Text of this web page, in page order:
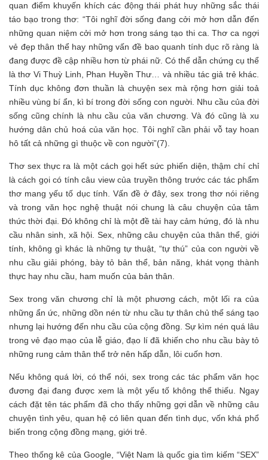
quan điểm khuyến khích các động thái phát huy những sắc thái
táo bạo trong thơ: “Tôi nghĩ đời sống đang cởi mở hơn dẫn đến
những quan niệm cởi mở hơn trong sáng tạo thi ca. Thơ ca ngợi
vẻ đẹp thân thể hay những vấn đề bao quanh tính dục rõ ràng là
đang được đề cập nhiều hơn từ phái nữ. Có thể dẫn chứng cụ thể
là thơ Vi Thuỳ Linh, Phan Huyền Thư… và nhiều tác giả trẻ khác.
Tính dục không đơn thuần là chuyện sex mà rộng hơn giải toả
nhiều vùng bí ẩn, kì bí trong đời sống con người. Nhu cầu của đời
sống cũng chính là nhu cầu của văn chương. Và đó cũng là xu
hướng dân chủ hoá của văn học. Tôi nghĩ cần phải vỗ tay hoan
hô tất cả những gì thuộc về con người”(7).
Thơ sex thực ra là một cách gọi hết sức phiến diện, thậm chí chỉ
là cách gọi có tính câu view của truyền thông trước các tác phẩm
thơ mang yếu tố dục tính. Vấn đề ở đây, sex trong thơ nói riêng
và trong văn học nghệ thuật nói chung là câu chuyện của tâm
thức thời đại. Đó không chỉ là một đề tài hay cảm hứng, đó là nhu
cầu nhân sinh, xã hội. Sex, những câu chuyện của thân thể, giới
tính, không gì khác là những tự thuật, “tự thú” của con người về
nhu cầu giải phóng, bày tỏ bản thể, bản năng, khát vọng thành
thực hay nhu cầu, ham muốn của bản thân.
Sex trong văn chương chỉ là một phương cách, một lối ra của
những ẩn ức, những dồn nén từ nhu cầu tự thân chủ thể sáng tạo
nhưng lại hướng đến nhu cầu của cộng đồng. Sự kìm nén quá lâu
trong vẻ đạo mạo của lễ giáo, đạo lí đã khiến cho nhu cầu bày tỏ
những rung cảm thân thể trở nên hấp dẫn, lôi cuốn hơn.
Nếu không quá lời, có thể nói, sex trong các tác phẩm văn học
đương đại đang được xem là một yếu tố không thể thiếu. Ngay
cách đặt tên tác phẩm đã cho thấy những gợi dẫn về những câu
chuyện tình yêu, quan hệ có liên quan đến tình dục, vốn khá phổ
biến trong cộng đồng mạng, giới trẻ.
Theo thống kê của Google, “Việt Nam là quốc gia tìm kiếm “SEX”